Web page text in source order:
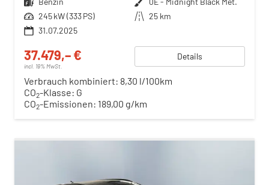
Leistung 245 kW (333 PS) Kilometerstand 25 km
31.07.2025
37.479,– €
incl. 19% MwSt.
Details
Verbrauch kombiniert: 8,30 l/100km
CO2-Klasse: G
CO2-Emissionen: 189,00 g/km